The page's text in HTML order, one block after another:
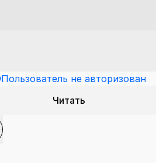
Пользователь не авторизован
Читать